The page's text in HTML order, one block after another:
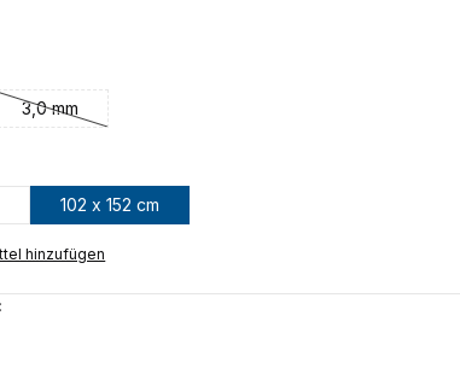
3,0 mm
(Diese Option ist zurzeit nicht verfügbar.)
102 x 152 cm
hinzufügen